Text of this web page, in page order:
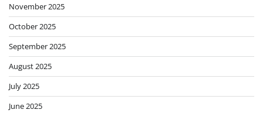
November 2025
October 2025
September 2025
August 2025
July 2025
June 2025